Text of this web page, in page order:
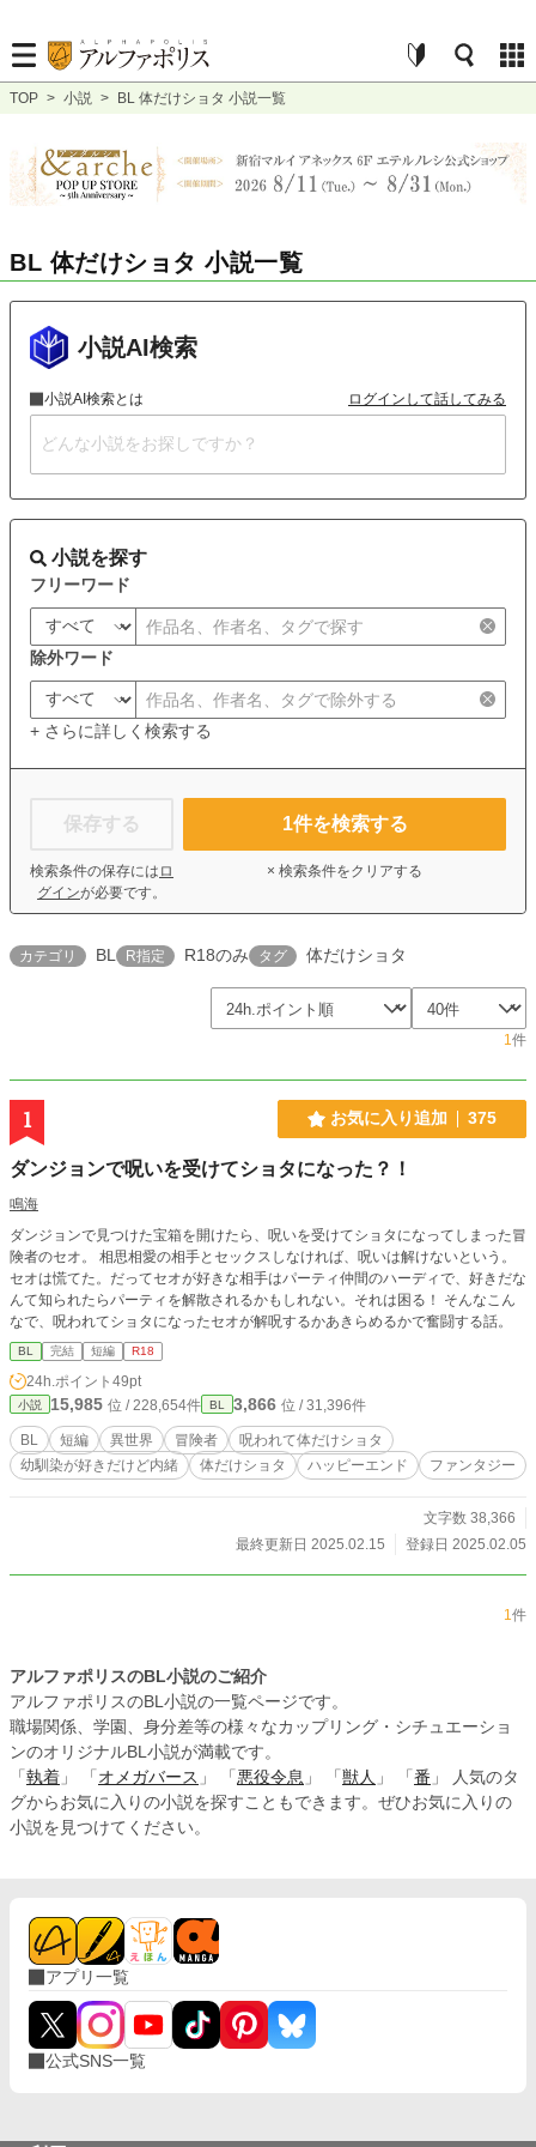
TOP > 小説 > BL 体だけショタ 小説一覧
BL 体だけショタ 小説一覧
小説AI検索
小説AI検索とは ログインして話してみる
小説を探す
フリーワード
除外ワード
+ さらに詳しく検索する
保存する
検索条件の保存には ロ
グインが必要です。
1件を検索する
× 検索条件をクリアする
カテゴリ BL R指定 R18のみ タグ 体だけショタ
1件
1 お気に入り追加 375
ダンジョンで呪いを受けてショタになった？！
鳴海
ダンジョンで見つけた宝箱を開けたら、呪いを受けてショタになってしまった冒
険者のセオ。 相思相愛の相手とセックスしなければ、呪いは解けないという。
セオは慌てた。だってセオが好きな相手はパーティ仲間のハーディで、好きだな
んて知られたらパーティを解散されるかもしれない。それは困る！ そんなこん
なで、呪われてショタになったセオが解呪するかあきらめるかで奮闘する話。
BL 完結 短編 R18
24h.ポイント 49pt
小説 15,985 位 / 228,654件 BL 3,866 位 / 31,396件
BL 短編 異世界 冒険者
呪われて体だけショタ
幼馴染が好きだけど内緒
体だけショタ ハッピーエンド ファンタジー
文字数 38,366
最終更新日 2025.02.15
登録日 2025.02.05
1件
アルファポリスのBL小説のご紹介
アルファポリスのBL小説の一覧ページです。
職場関係、学園、身分差等の様々なカップリング・シチュエーショ
ンのオリジナルBL小説が満載です。
「 執着 」 「 オメガバース 」 「 悪役令息 」 「 獣人 」 「 番 」 人気のタ
グからお気に入りの小説を探すこともできます。ぜひお気に入りの
小説を見つけてください。
アプリ一覧
公式SNS一覧